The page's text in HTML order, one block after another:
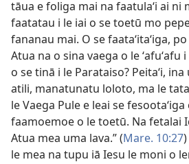
tāua e foliga mai na faatulaʻi ai ni
faatatau i le iai o se toetū mo
fananau mai. O se faataʻitaʻiga,
Atua na o sina vaega o le
o se tinā i le Parataiso? Peitaʻi, ina
atili, manatunatu loloto, ma le
le Vaega Pule e leai se
faamoemoe o le toetū. Na fetalai
Atua mea uma lava.” (Mare. 10:27
le mea na tupu iā Iesu le moni o